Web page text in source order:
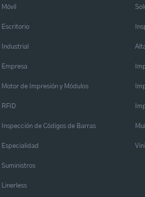
Móvil
Escritorio
Industrial
Empresa
Motor de Impresión y Módulos
RFID
Inspección de Códigos de Barras
Especialidad
Suministros
Linerless